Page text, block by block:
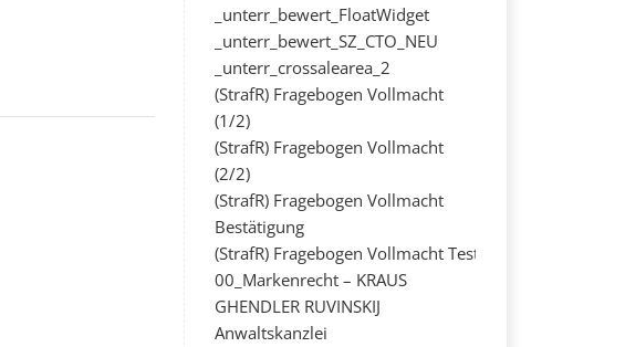
_unterr_bewert_FloatWidget
_unterr_bewert_SZ_CTO_NEU
_unterr_crossalearea_2
(StrafR) Fragebogen Vollmacht
(1/2)
(StrafR) Fragebogen Vollmacht
(2/2)
(StrafR) Fragebogen Vollmacht
Bestätigung
(StrafR) Fragebogen Vollmacht Test
00_Markenrecht – KRAUS
GHENDLER RUVINSKIJ
Anwaltskanzlei